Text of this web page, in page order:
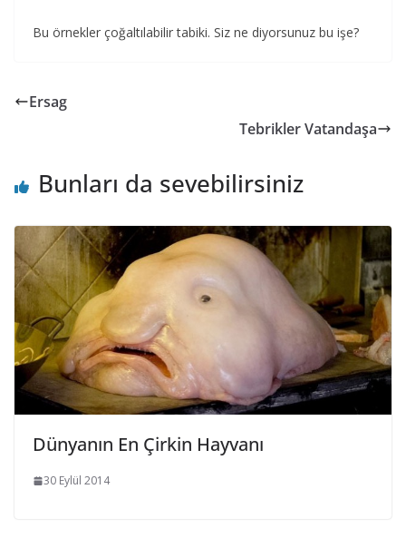
Bu örnekler çoğaltılabilir tabiki. Siz ne diyorsunuz bu işe?
Ersag
Tebrikler Vatandaşa
Bunları da sevebilirsiniz
Dünyanın En Çirkin Hayvanı
30 Eylül 2014